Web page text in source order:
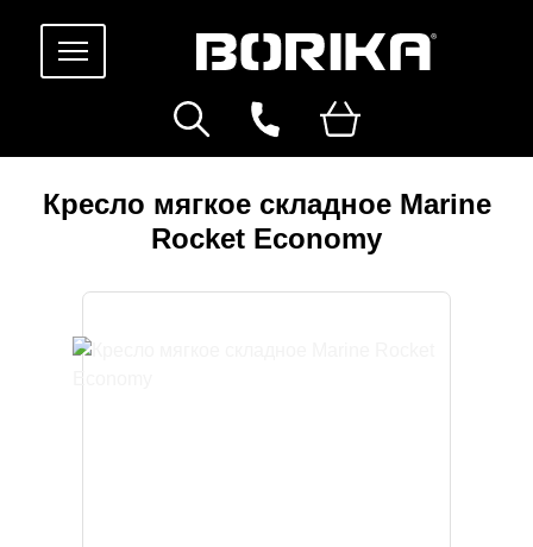
Кресло мягкое складное Marine
Rocket Economy